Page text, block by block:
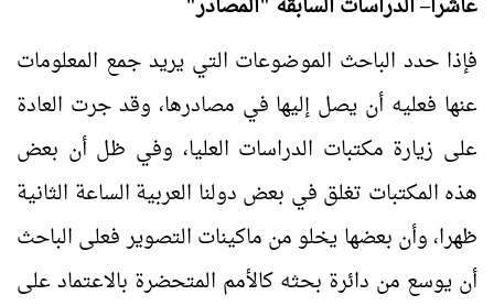
فإذا حدد الباحث الموضوعات التي يريد جمع المعلومات
عنها فعليه أن يصل إليها في مصادرها، وقد جرت العادة
على زيارة مكتبات الدراسات العليا، وفي ظل أن بعض
هذه المكتبات تغلق في بعض دولنا العربية الساعة الثانية
ظهرا، وأن بعضها يخلو من ماكينات التصوير فعلى الباحث
أن يوسع من دائرة بحثه كالأمم المتحضرة بالاعتماد على